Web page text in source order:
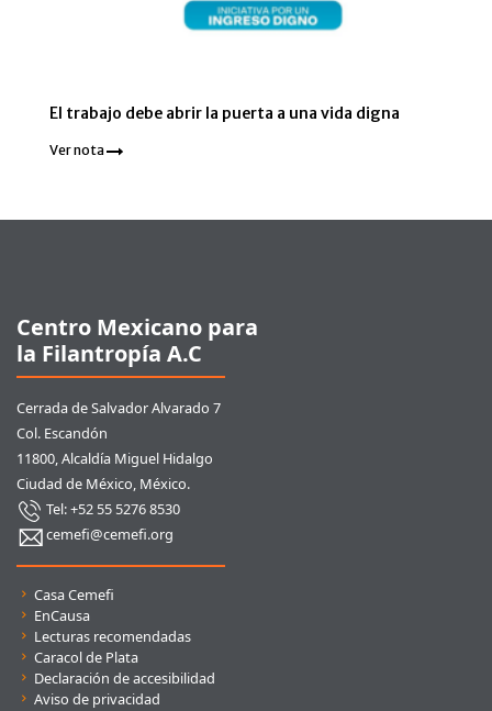
El trabajo debe abrir la puerta a una vida digna
Ver nota
Centro Mexicano para
la Filantropía A.C
Cerrada de Salvador Alvarado 7
Col. Escandón
11800, Alcaldía Miguel Hidalgo
Ciudad de México, México.
Tel: +52 55 5276 8530
cemefi@cemefi.org
Enlaces rápidos
Casa Cemefi
EnCausa
Lecturas recomendadas
Caracol de Plata
Declaración de accesibilidad
Aviso de privacidad